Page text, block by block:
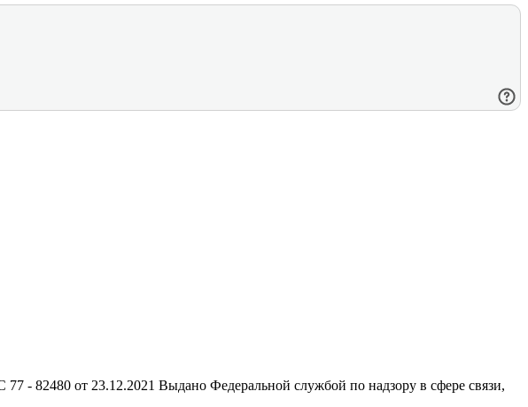
82480 от 23.12.2021 Выдано Федеральной службой по надзору в сфере связи,